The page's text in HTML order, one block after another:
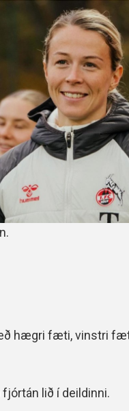
aðalstjórnar Þórs
hægri fæti, vinstri
lið í deildinni.